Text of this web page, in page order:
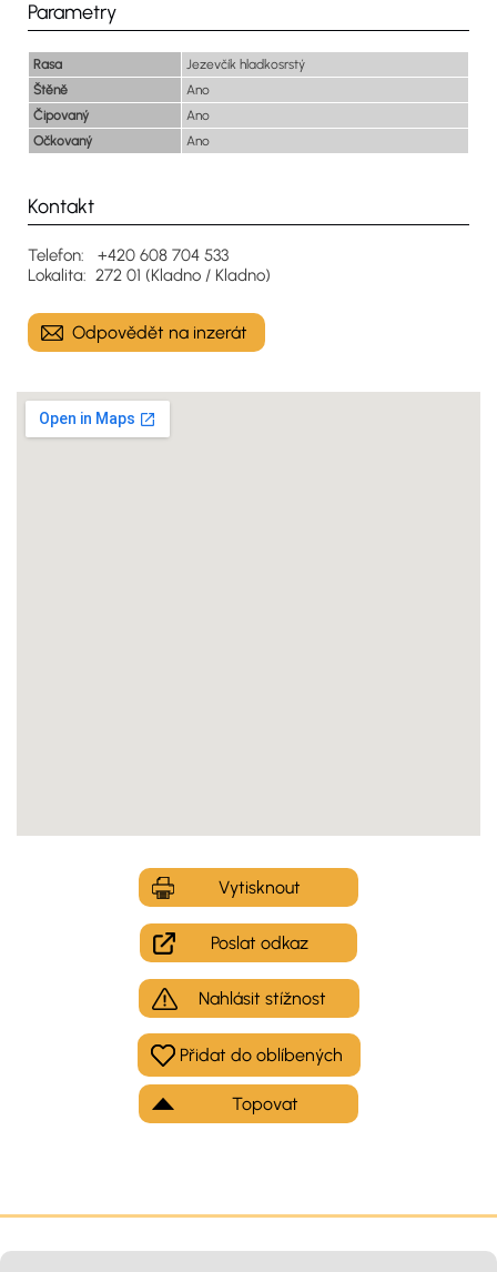
Parametry
Rasa
Jezevčík hladkosrstý
Štěně
Ano
Čipovaný
Ano
Očkovaný
Ano
Kontakt
Telefon: +420 608 704 533
Lokalita: 272 01 (Kladno / Kladno)
Odpovědět na inzerát
Vytisknout
Poslat odkaz
Nahlásit stížnost
Topovat